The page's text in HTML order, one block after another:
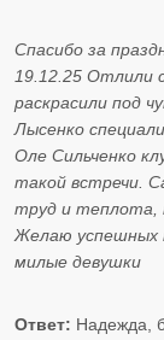
Спасибо за
19.12.25 Отлили
раскрасили под
Лысенко
Оле Сильченко
такой встречи.
труд и теплота,
Желаю успешных
милые девушки
Ответ: Надежда,